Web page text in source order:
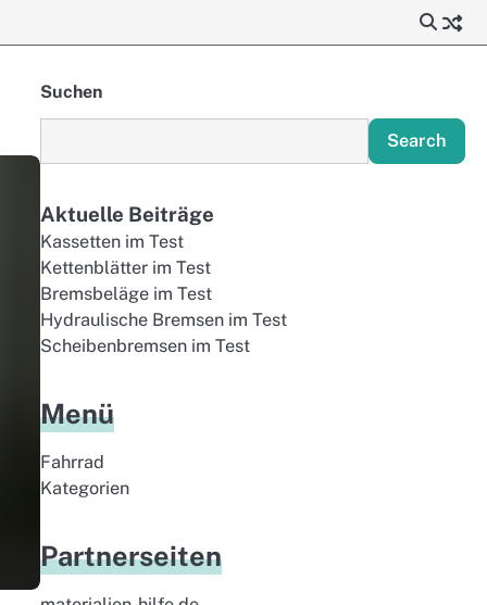
Suchen
Search
Aktuelle Beiträge
Kassetten im Test
Kettenblätter im Test
Bremsbeläge im Test
Hydraulische Bremsen im Test
Scheibenbremsen im Test
Menü
Fahrrad
Kategorien
Partnerseiten